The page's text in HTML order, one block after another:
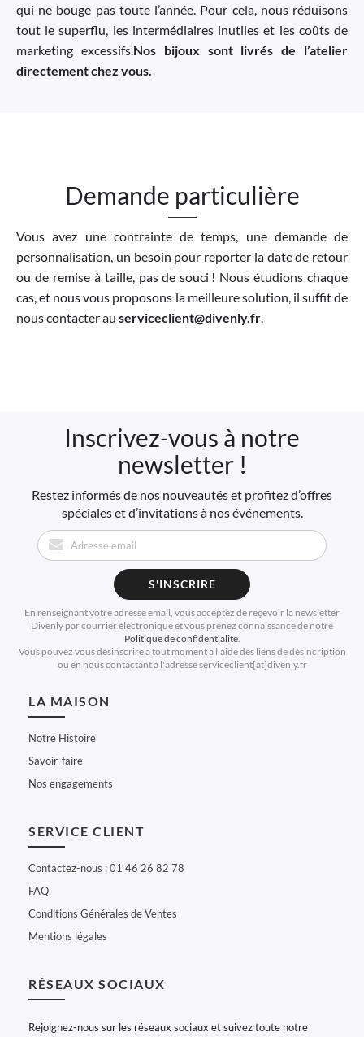
qui ne bouge pas toute l’année. Pour cela, nous réduisons
tout le superflu, les intermédiaires inutiles et les coûts de
marketing excessifs. Nos bijoux sont livrés de l’atelier
directement chez vous.
Demande particulière
Vous avez une contrainte de temps, une demande de
personnalisation, un besoin pour reporter la date de retour
ou de remise à taille, pas de souci ! Nous étudions chaque
cas, et nous vous proposons la meilleure solution, il suffit de
nous contacter au serviceclient@divenly.fr.
Inscrivez-vous à notre
newsletter !
Restez informés de nos nouveautés et profitez d’offres
spéciales et d’invitations à nos événements.
S'INSCRIRE
En renseignant votre adresse email, vous acceptez de reçevoir la newsletter
Divenly par courrier électronique et vous prenez connaissance de notre
Politique de confidentialité.
Vous pouvez vous désinscrire a tout moment à l'aide des liens de désincription
ou en nous contactant à l'adresse serviceclient[at]divenly.fr
LA MAISON
Notre Histoire
Savoir-faire
Nos engagements
SERVICE CLIENT
Contactez-nous : 01 46 26 82 78
FAQ
Conditions Générales de Ventes
Mentions légales
RÉSEAUX SOCIAUX
Rejoignez-nous sur les réseaux sociaux et suivez toute notre